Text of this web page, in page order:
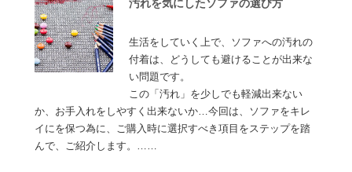
汚れを気にしたソファの選び方
生活をしていく上で、ソファへの汚れの
付着は、どうしても避けることが出来な
い問題です。
この「汚れ」を少しでも軽減出来ない
か、お手入れをしやすく出来ないか…今回は、ソファをキレ
イにを保つ為に、ご購入時に選択すべき項目をステップを踏
んで、ご紹介します。……